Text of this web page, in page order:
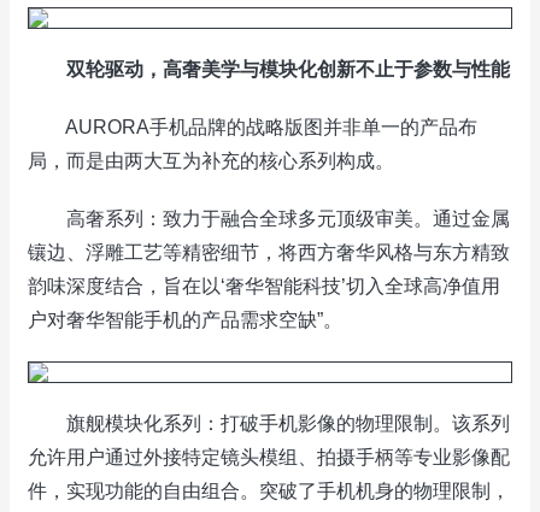
双轮驱动，高奢美学与模块化创新不止于参数与性能
AURORA手机品牌的战略版图并非单一的产品布
局，而是由两大互为补充的核心系列构成。
高奢系列：致力于融合全球多元顶级审美。通过金属
镶边、浮雕工艺等精密细节，将西方奢华风格与东方精致
韵味深度结合，旨在以‘奢华智能科技’切入全球高净值用
户对奢华智能手机的产品需求空缺”。
旗舰模块化系列：打破手机影像的物理限制。该系列
允许用户通过外接特定镜头模组、拍摄手柄等专业影像配
件，实现功能的自由组合。突破了手机机身的物理限制，